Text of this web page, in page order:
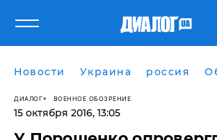
Новости Украина россия
ДИАЛОГ ВОЕННОЕ ОБОЗРЕНИЕ
15 октября 2016, 13:05